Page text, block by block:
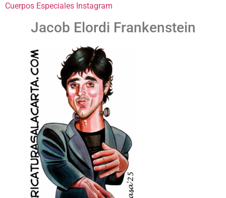
Cuerpos Especiales Instagram
Jacob Elordi Frankenstein